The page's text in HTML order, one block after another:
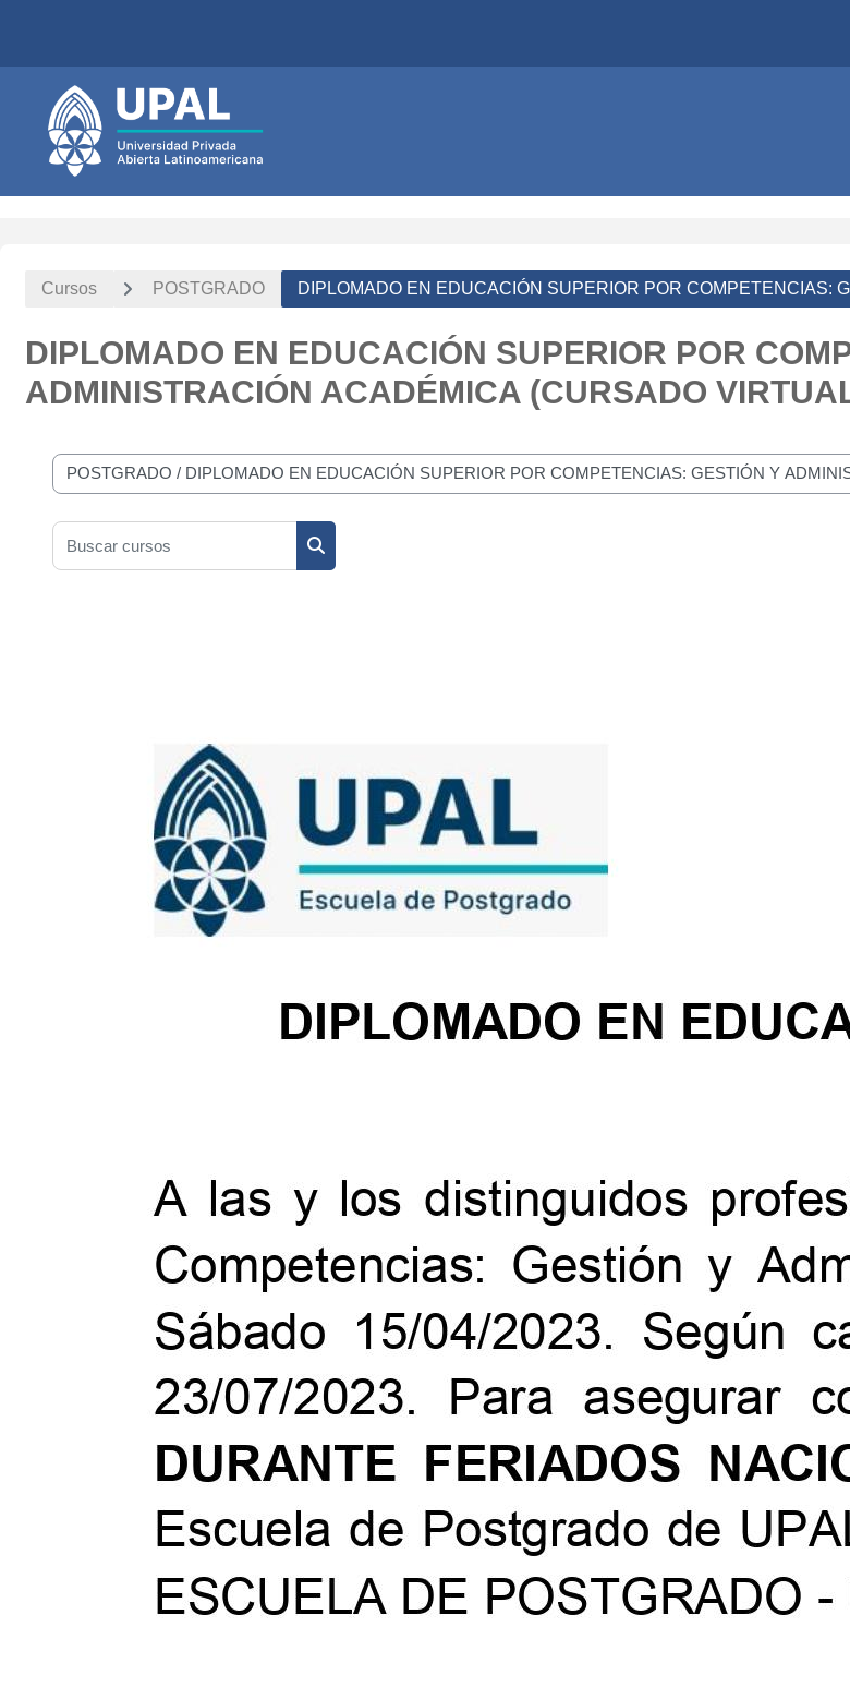
Cursos POSTGRADO DIPLOMADO EN EDUCACIÓN SUPERIOR POR COMPETENCIAS:
DIPLOMADO EN EDUCACIÓN SUPERIOR POR
ADMINISTRACIÓN ACADÉMICA (CURSADO
Categorías
Buscar cursos